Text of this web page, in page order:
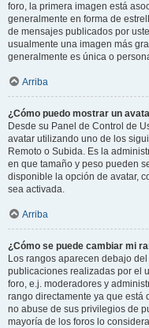
foro, la primera imagen está
generalmente en forma de
de mensajes publicados por
usualmente una imagen más
generalmente es única o
Arriba
¿Cómo puedo mostrar un
Desde su Panel de Control de
avatar utilizando uno de los
Remoto o Subida. Es la
en que tamaño y peso pueden
disponible la opción de avatar,
sea activada.
Arriba
¿Cómo se puede cambiar mi
Los rangos aparecen debajo
publicaciones realizadas por el
foro, e.j. moderadores y
rango directamente ya que está
no abuse de sus privilegios de
mayoría de los foros lo